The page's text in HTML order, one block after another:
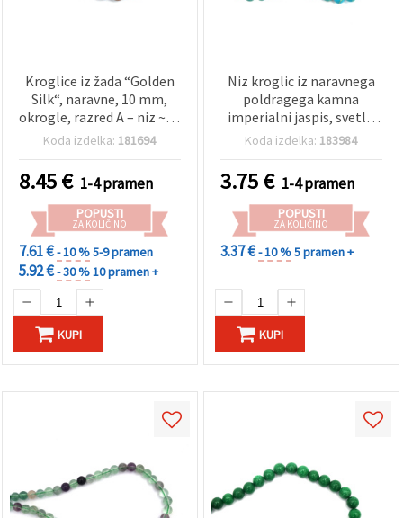
Kroglice iz žada “Golden
Silk“, naravne, 10 mm,
okrogle, razred A – niz ~36
kosov; poldragi kamen za
Koda izdelka: 181694
8.45€ 1-4 pramen
POPUSTI
ZA KOLIČINO
7.61 €- 10 %5-9 pramen
5.92 €- 30 %10 pramen +
KUPI
Niz kroglic iz naravnega
poldragega kamna
imperialni jaspis, svetlo
modro/turkizno
mm, pribl. 47 kosov – za
DIY nakit, zapestnice in
rokodelske projekte
Koda izdelka: 183984
3.75€ 1-4 pramen
POPUSTI
ZA KOLIČINO
3.37 €- 10 %5 pramen +
KUPI